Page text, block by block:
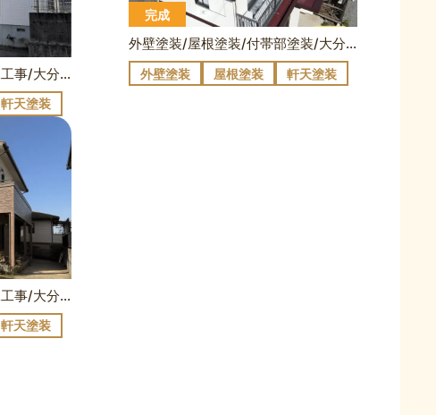
外壁塗装/付帯部塗装/防水工事/大分市高崎K様邸
軒天塗装
完成
外壁塗装/屋根塗装/付帯部塗装/大分市屋山N様邸
外壁塗装 屋根塗装 軒天塗装
外壁塗装/付帯部塗装/防水工事/大分市K様邸
軒天塗装